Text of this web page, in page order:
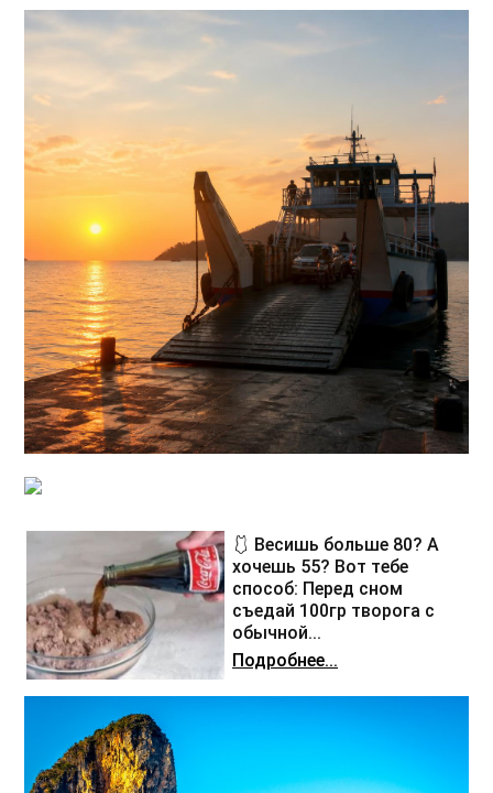
🩱 Весишь больше 80? А
хочешь 55? Вот тебе
способ: Перед сном
съедай 100гр творога с
обычной...
Подробнее...